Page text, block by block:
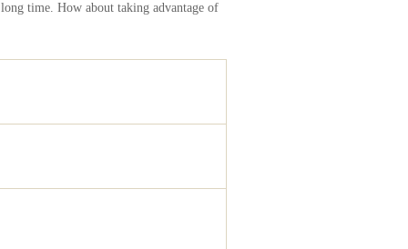
time. How about taking advantage of